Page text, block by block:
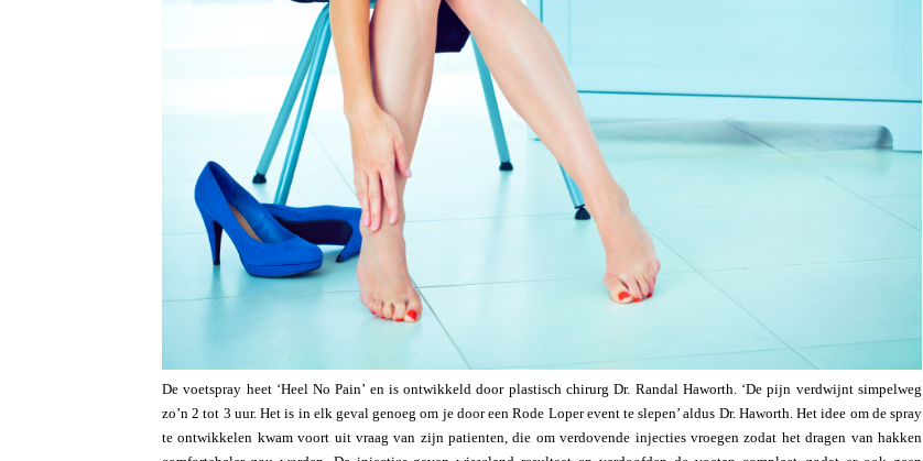
De voetspray heet ‘Heel No Pain’ en is ontwikkeld door plastisch chirurg Dr. Randal Haworth. ‘De pijn verdwijnt simpelweg
zo’n 2 tot 3 uur. Het is in elk geval genoeg om je door een Rode Loper event te slepen’ aldus Dr. Haworth. Het idee om de spray
te ontwikkelen kwam voort uit vraag van zijn patienten, die om verdovende injecties vroegen zodat het dragen van hakken